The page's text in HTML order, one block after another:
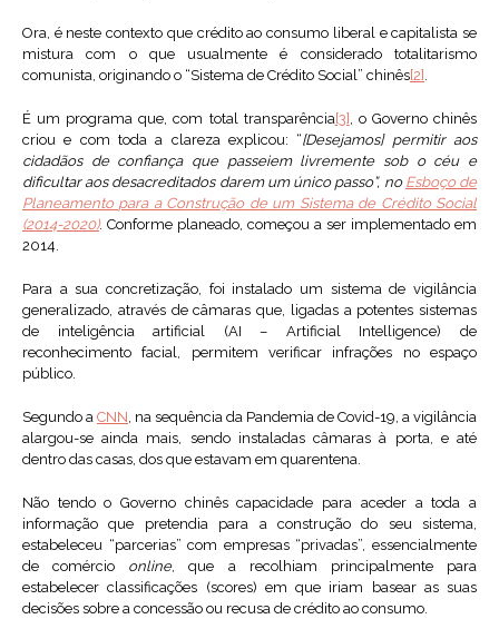
Ora, é neste contexto que crédito ao consumo liberal e capitalista se
mistura com o que usualmente é considerado totalitarismo
comunista, originando o “Sistema de Crédito Social” chinês[2] .
É um programa que, com total transparência[3] , o Governo chinês
criou e com toda a clareza explicou: “[Desejamos] permitir aos
cidadãos de confiança que passeiem livremente sob o céu e
dificultar aos desacreditados darem um único passo”, no Esboço de
Planeamento para a Construção de um Sistema de Crédito Social
(2014-2020). Conforme planeado, começou a ser implementado em
2014.
Para a sua concretização, foi instalado um sistema de vigilância
generalizado, através de câmaras que, ligadas a potentes sistemas
de inteligência artificial (AI – Artificial Intelligence) de
reconhecimento facial, permitem verificar infrações no espaço
público.
Segundo a CNN, na sequência da Pandemia de Covid-19, a vigilância
alargou-se ainda mais, sendo instaladas câmaras à porta, e até
dentro das casas, dos que estavam em quarentena.
Não tendo o Governo chinês capacidade para aceder a toda a
informação que pretendia para a construção do seu sistema,
estabeleceu “parcerias” com empresas “privadas”, essencialmente
de comércio online, que a recolhiam principalmente para
estabelecer classificações (scores) em que iriam basear as suas
decisões sobre a concessão ou recusa de crédito ao consumo.